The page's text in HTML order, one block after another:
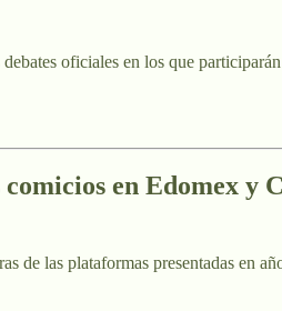
oficiales en los que
en Edomex y
las plataformas presentadas en